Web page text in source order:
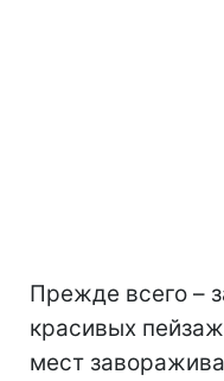
Прежде всего –
красивых
мест